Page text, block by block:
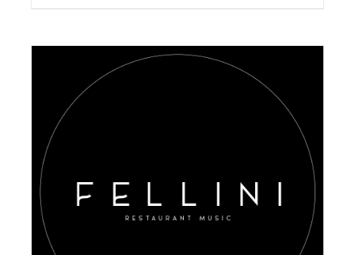
AGGIUNGI AL CARRELLO DETAILS